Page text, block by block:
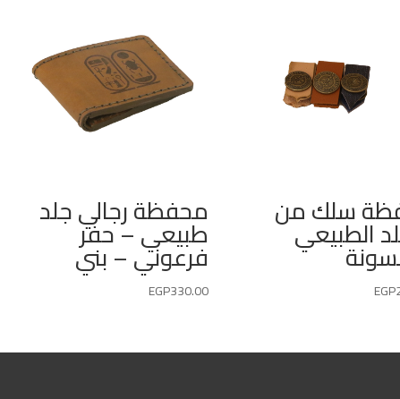
سلك من
الطبيعي
EGP
محفظة رجالي جلد
طبيعي – حفر
فرعوني – بني
EGP330.00